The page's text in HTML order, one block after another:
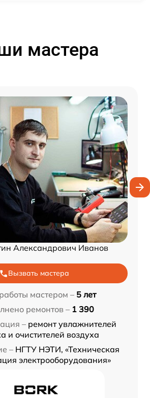
мастера
Александрович Иванов
Вызвать мастера
мастером – 5 лет
ремонтов – 1 390
– ремонт увлажнителей
и очистителей воздуха
– НГТУ НЭТИ, «Техническая
электрооборудования»